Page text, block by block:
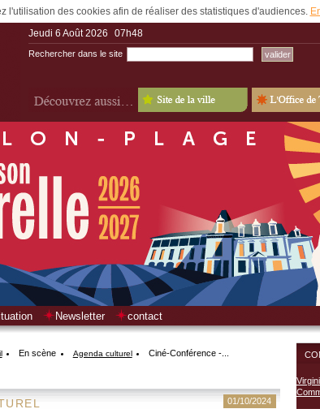
l'utilisation des cookies afin de réaliser des statistiques d'audiences.
Jeudi 6 Août 2026
07h48
Rechercher dans le site
Newsletter contact
En scène Agenda culturel Ciné-Conférence -...
01/10/2024